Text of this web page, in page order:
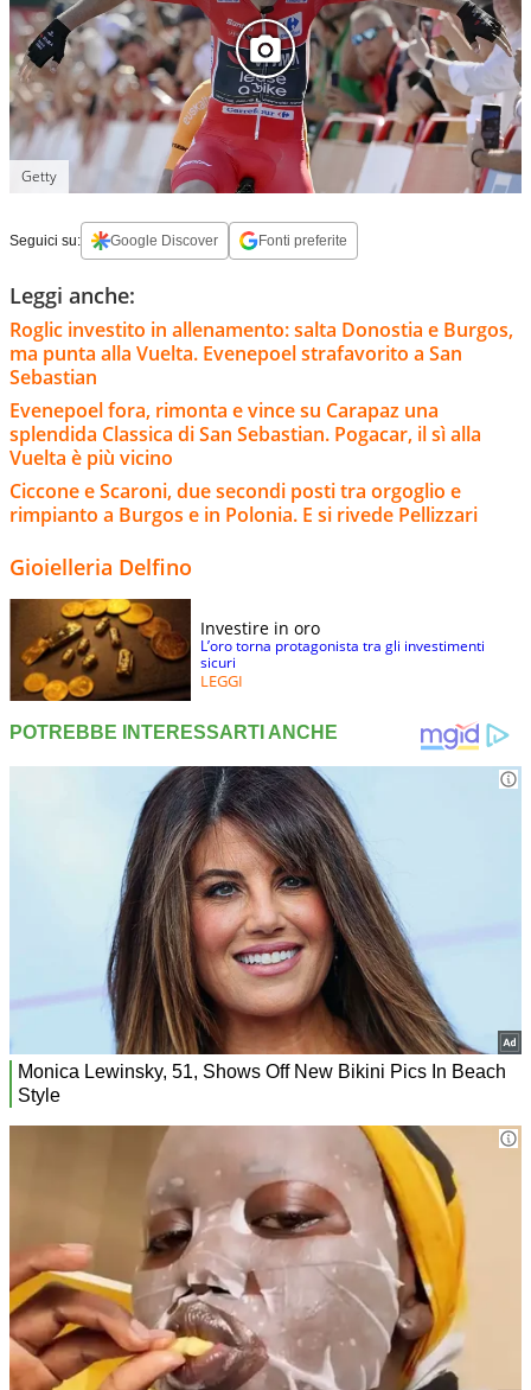
Getty
Seguici su: Google Discover Fonti preferite
Leggi anche:
Roglic investito in allenamento: salta Donostia e Burgos,
ma punta alla Vuelta. Evenepoel strafavorito a San
Sebastian
Evenepoel fora, rimonta e vince su Carapaz una
splendida Classica di San Sebastian. Pogacar, il sì alla
Vuelta è più vicino
Ciccone e Scaroni, due secondi posti tra orgoglio e
rimpianto a Burgos e in Polonia. E si rivede Pellizzari
Gioielleria Delfino
Investire in oro
L’oro torna protagonista tra gli investimenti
sicuri
LEGGI